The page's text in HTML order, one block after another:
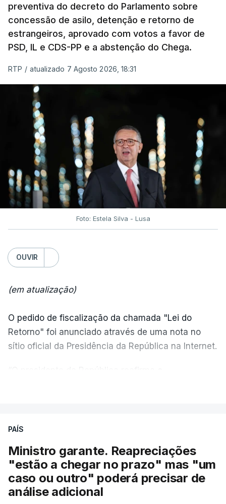
preventiva do decreto do Parlamento sobre
concessão de asilo, detenção e retorno de
estrangeiros, aprovado com votos a favor de
PSD, IL e CDS-PP e a abstenção do Chega.
RTP / atualizado 7 Agosto 2026, 18:31
Foto: Estela Silva - Lusa
OUVIR
(em atualização)
O pedido de fiscalização da chamada "Lei do
Retorno" foi anunciado através de uma nota no
sítio oficial da Presidência da República na Internet.
quadro de cooperação entre os Estados europeus
nota.
“Por outro lado, o presidente da República reitera
que a segurança das nossas fronteiras não é
PAÍS
Ministro garante. Reapreciações
"estão a chegar no prazo" mas "um
caso ou outro" poderá precisar de
análise adicional